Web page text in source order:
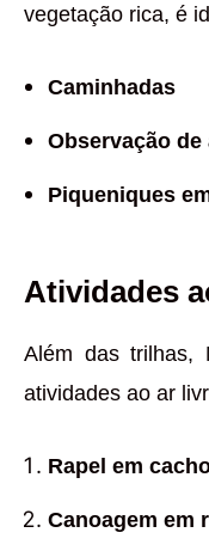
vegetação rica, é
Caminhadas
Observação de
Piqueniques
Atividades
Além das trilhas,
atividades ao ar
Rapel em
Canoagem em